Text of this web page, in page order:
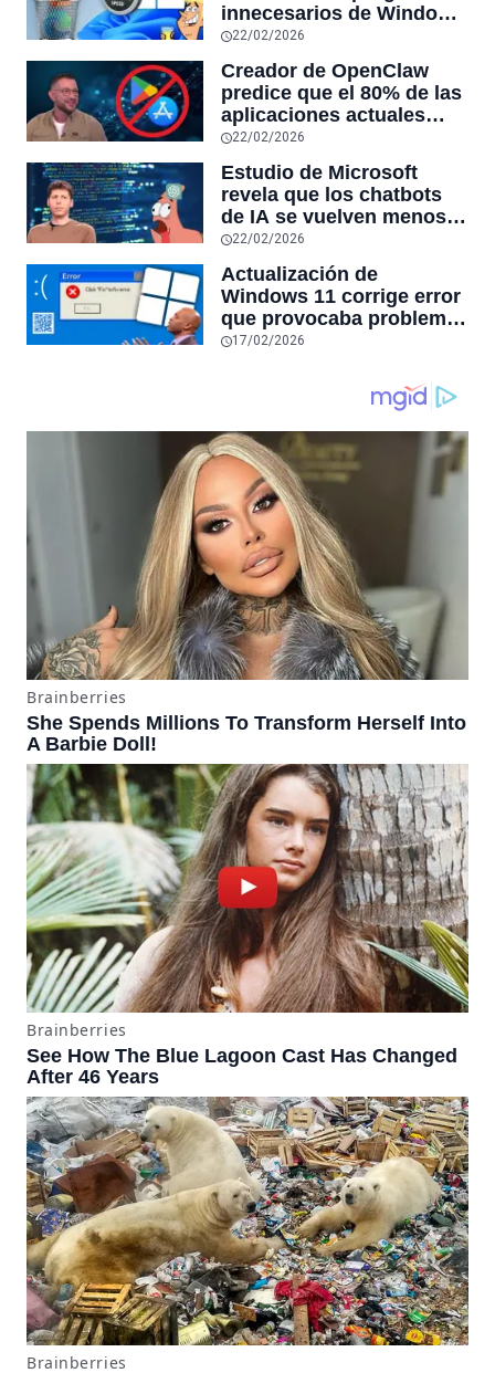
innecesarios de Windows
11 y optimiza el PC,
RAM y mucho más
22/02/2026
Creador de OpenClaw
predice que el 80% de las
aplicaciones actuales
desaparecerán en el
las aplicaciones con
sensores únicos o
conexiones especiales a
hardware
22/02/2026
Estudio de Microsoft
revela que los chatbots
de IA se vuelven menos
confiables mientras más
tiempo hablas con ellos:
la falta de confiabilidad
sube un 112%
22/02/2026
Actualización de
Windows 11 corrige error
que provocaba problemas
al jugar en PC: los
producían desde 2023
17/02/2026